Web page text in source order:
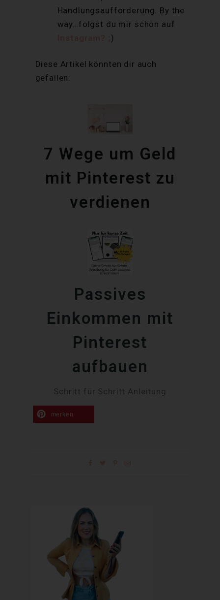
Handlungsaufforderung. By the
way…folgst du mir schon auf
)
Diese Artikel könnten dir auch
gefallen:
7 Wege um Geld
mit Pinterest zu
verdienen
Passives
Einkommen mit
Pinterest
aufbauen
Schritt für Schritt Anleitung
merken